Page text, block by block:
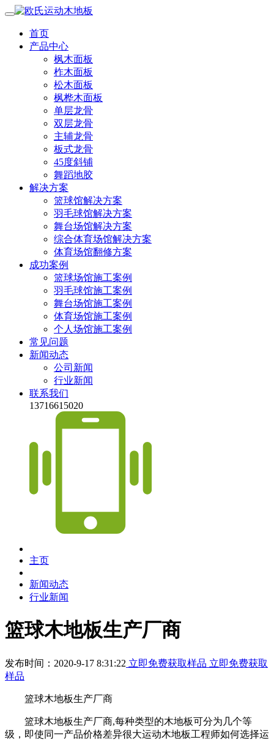
首页
产品中心
枫木面板
柞木面板
松木面板
枫桦木面板
单层龙骨
双层龙骨
主辅龙骨
板式龙骨
45度斜铺
舞蹈地胶
解决方案
篮球馆解决方案
羽毛球馆解决方案
舞台场馆解决方案
综合体育场馆解决方案
体育场馆翻修方案
成功案例
篮球场馆施工案例
羽毛球馆施工案例
舞台场馆施工案例
体育场馆施工案例
个人场馆施工案例
常见问题
新闻动态
公司新闻
行业新闻
联系我们
13716615020
主页
新闻动态
行业新闻
篮球木地板生产厂商
发布时间：2020-9-17 8:31:22 立即免费获取样品 立即免费获取
样品
篮球木地板生产厂商
篮球木地板生产厂商,每种类型的木地板可分为几个等
级，即使同一产品价格差异很大运动木地板工程师如何选择运